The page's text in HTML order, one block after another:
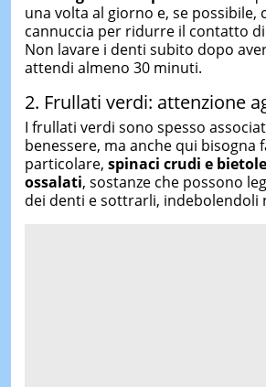
una volta al giorno e, se possibile,
cannuccia per ridurre il contatto
Non lavare i denti subito dopo
attendi almeno 30 minuti.
2. Frullati verdi: attenzione
I frullati verdi sono spesso
benessere, ma anche qui bisogna
particolare, spinaci crudi e bietole
ossalati, sostanze che possono
dei denti e sottrarli, indebolendoli